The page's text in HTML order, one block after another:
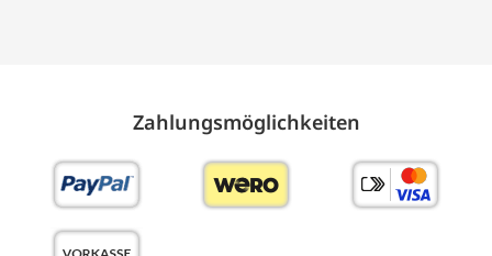
Zahlungs­möglich­keiten